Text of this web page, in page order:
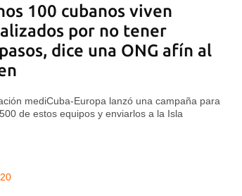
100 cubanos viven
por no tener
dice una ONG afín al
mediCuba-Europa lanzó una campaña para
de estos equipos y enviarlos a la Isla